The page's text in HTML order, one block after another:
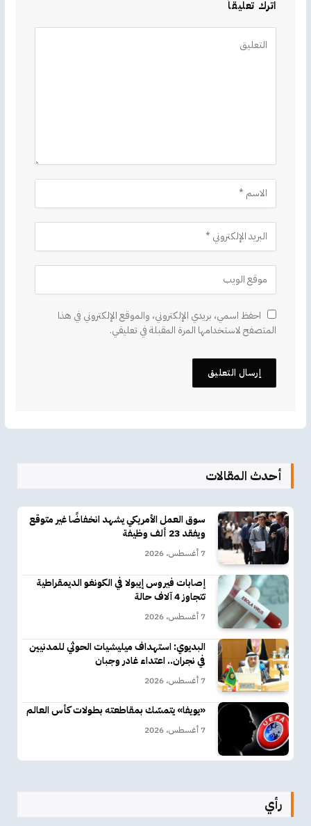
اترك تعليقاً
احفظ اسمي، بريدي الإلكتروني، والموقع الإلكتروني في هذا
المتصفح لاستخدامها المرة المقبلة في تعليقي.
أحدث المقالات
سوق العمل الأمريكي يشهد انخفاضًا غير متوقع
ويفقد 23 ألف وظيفة
7 أغسطس، 2026
إصابات فيروس إيبولا في الكونغو الديمقراطية
تتجاوز 4 آلاف حالة
7 أغسطس، 2026
البديوي: استهداف ميليشيات الحوثي للمدنيين
في نجران.. اعتداء غادر وجبان
7 أغسطس، 2026
«يويفا» يتمسّك بمقاطعته بطولات كأس العالم
7 أغسطس، 2026
رأي